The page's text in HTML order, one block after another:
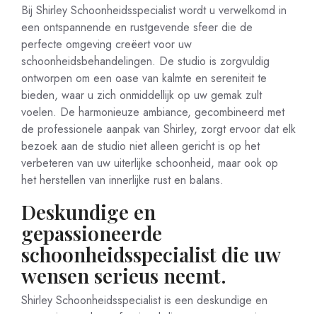
Bij Shirley Schoonheidsspecialist wordt u verwelkomd in
een ontspannende en rustgevende sfeer die de
perfecte omgeving creëert voor uw
schoonheidsbehandelingen. De studio is zorgvuldig
ontworpen om een oase van kalmte en sereniteit te
bieden, waar u zich onmiddellijk op uw gemak zult
voelen. De harmonieuze ambiance, gecombineerd met
de professionele aanpak van Shirley, zorgt ervoor dat elk
bezoek aan de studio niet alleen gericht is op het
verbeteren van uw uiterlijke schoonheid, maar ook op
het herstellen van innerlijke rust en balans.
Deskundige en
gepassioneerde
schoonheidsspecialist die uw
wensen serieus neemt.
Shirley Schoonheidsspecialist is een deskundige en